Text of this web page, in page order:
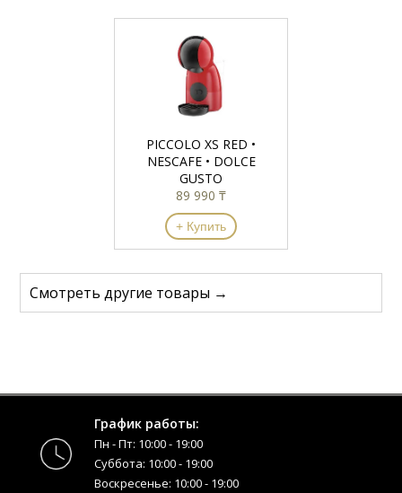
PICCOLO XS RED •
NESCAFE • DOLCE
GUSTO
89 990 ₸
+ Купить
Смотреть другие товары →
График работы:
Пн - Пт: 10:00 - 19:00
Суббота: 10:00 - 19:00
Воскресенье: 10:00 - 19:00